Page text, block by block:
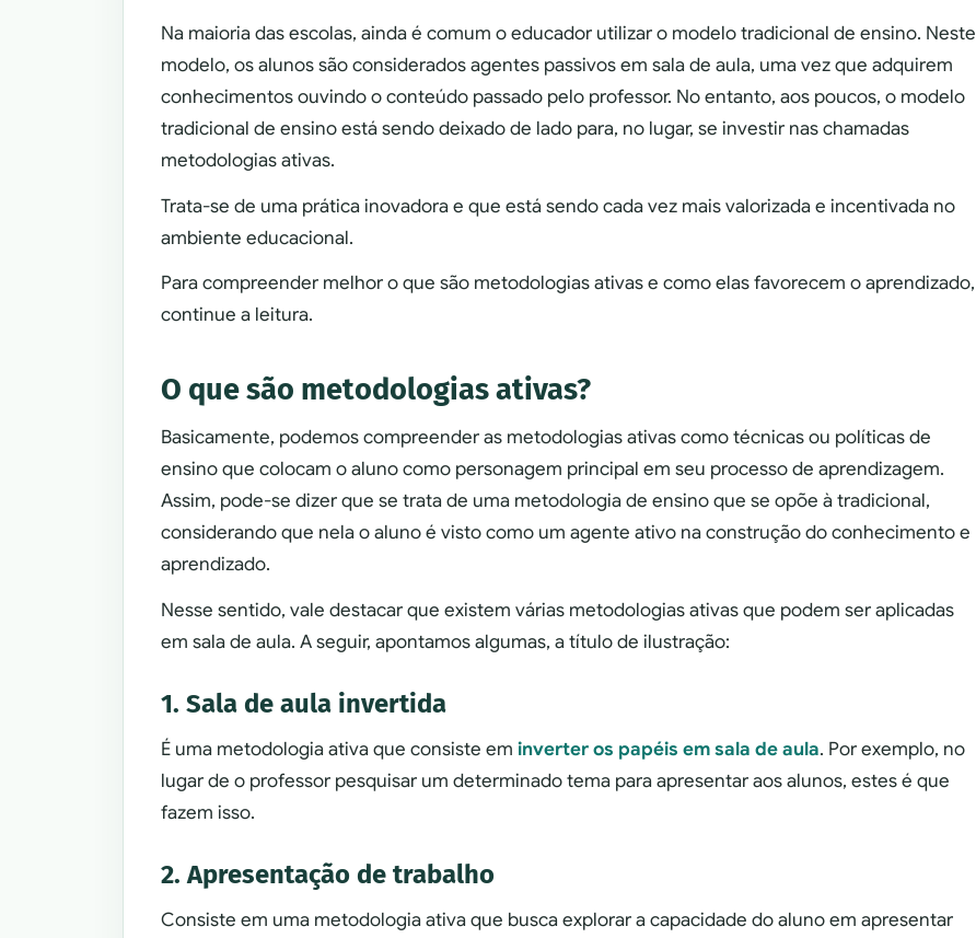
Na maioria das escolas, ainda é comum o educador utilizar o modelo tradicional de ensino. Neste
modelo, os alunos são considerados agentes passivos em sala de aula, uma vez que adquirem
conhecimentos ouvindo o conteúdo passado pelo professor. No entanto, aos poucos, o modelo
tradicional de ensino está sendo deixado de lado para, no lugar, se investir nas chamadas
metodologias ativas.
Trata-se de uma prática inovadora e que está sendo cada vez mais valorizada e incentivada no
ambiente educacional.
Para compreender melhor o que são metodologias ativas e como elas favorecem o aprendizado,
continue a leitura.
O que são metodologias ativas?
Basicamente, podemos compreender as metodologias ativas como técnicas ou políticas de
ensino que colocam o aluno como personagem principal em seu processo de aprendizagem.
Assim, pode-se dizer que se trata de uma metodologia de ensino que se opõe à tradicional,
considerando que nela o aluno é visto como um agente ativo na construção do conhecimento e
aprendizado.
Nesse sentido, vale destacar que existem várias metodologias ativas que podem ser aplicadas
em sala de aula. A seguir, apontamos algumas, a título de ilustração:
1. Sala de aula invertida
É uma metodologia ativa que consiste em inverter os papéis em sala de aula. Por exemplo, no
lugar de o professor pesquisar um determinado tema para apresentar aos alunos, estes é que
fazem isso.
2. Apresentação de trabalho
Consiste em uma metodologia ativa que busca explorar a capacidade do aluno em apresentar